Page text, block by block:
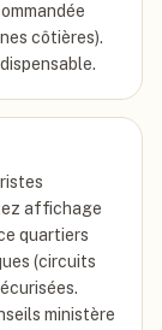
côtières).
affichage
quartiers
(circuits
ministère